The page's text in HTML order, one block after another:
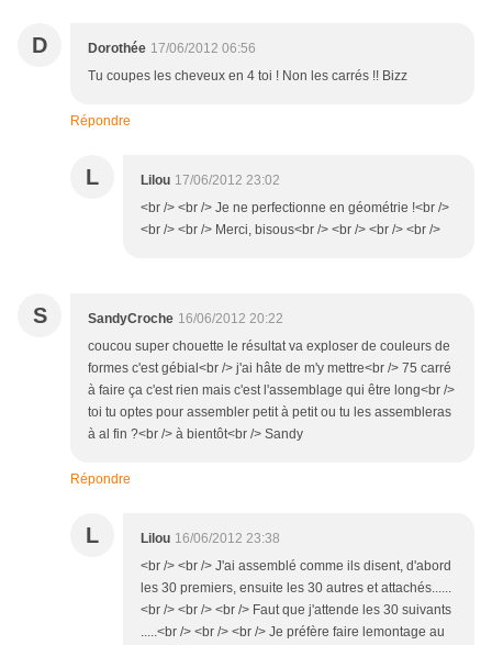
D Dorothée 17/06/2012 06:56
Tu coupes les cheveux en 4 toi ! Non les carrés !! Bizz
Répondre
L Lilou 17/06/2012 23:02
<br /> <br /> Je ne perfectionne en géométrie !<br />
<br /> <br /> Merci, bisous<br /> <br /> <br /> <br />
S SandyCroche 16/06/2012 20:22
coucou super chouette le résultat va exploser de couleurs de
formes c'est gébial<br /> j'ai hâte de m'y mettre<br /> 75 carré
à faire ça c'est rien mais c'est l'assemblage qui être long<br />
toi tu optes pour assembler petit à petit ou tu les assembleras
à al fin ?<br /> à bientôt<br /> Sandy
Répondre
L Lilou 16/06/2012 23:38
<br /> <br /> J'ai assemblé comme ils disent, d'abord
les 30 premiers, ensuite les 30 autres et attachés......
<br /> <br /> <br /> Faut que j'attende les 30 suivants
.....<br /> <br /> <br /> Je préfère faire lemontage au